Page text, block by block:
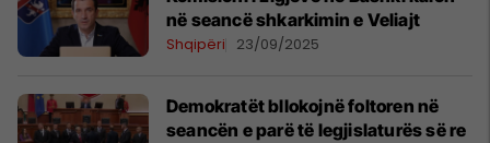
në seancë shkarkimin e Veliajt
Shqipëri 23/09/2025
Demokratët bllokojnë foltoren në
seancën e parë të legjislaturës së re